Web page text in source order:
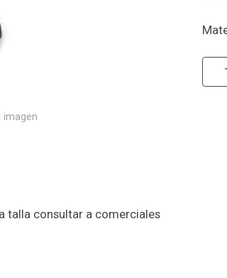
imagen
talla consultar a comerciales